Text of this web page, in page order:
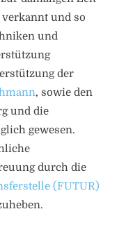
und so
und
der
, sowie den
und die
gewesen.
durch die
(FUTUR)